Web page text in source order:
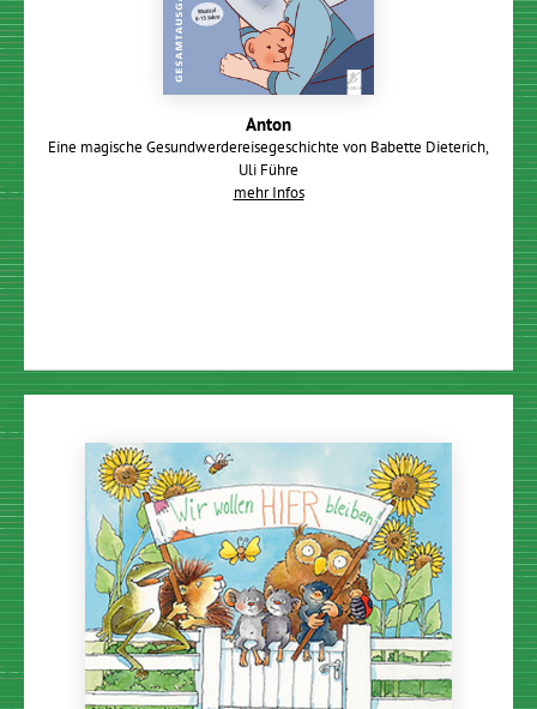
Anton
Eine magische Gesundwerdereisegeschichte von Babette Dieterich,
Uli Führe
mehr Infos